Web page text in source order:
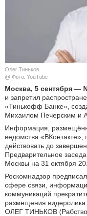
Олег Тиньков.
@ Фото: YouTube
Москва, 5 сентября —
и запретил
«Тинькофф Банке»,
Михаилом Печерским и
Информация,
ведомства «ВКонтакте»,
действовать до
Предварительное
Москвы на 31 октября
Роскомнадзор
сфере связи,
коммуникаций
размещения
ОЛЕГ ТИНЬКОВ